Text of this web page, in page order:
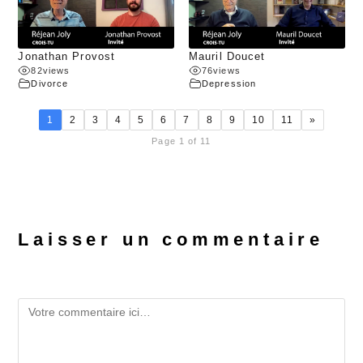
Jonathan Provost
82views
Divorce
Mauril Doucet
76views
Depression
1 2 3 4 5 6 7 8 9 10 11 »
Page 1 of 11
Laisser un commentaire